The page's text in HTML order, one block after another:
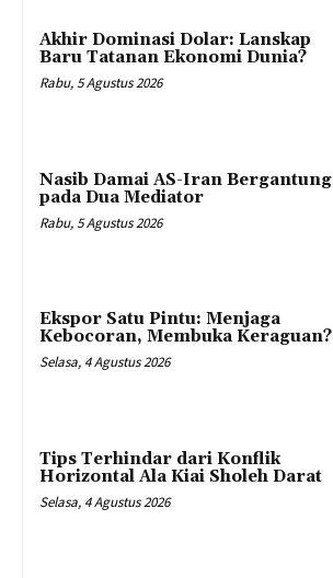
Akhir Dominasi Dolar: Lanskap
Baru Tatanan Ekonomi Dunia?
Rabu, 5 Agustus 2026
Nasib Damai AS-Iran Bergantung
pada Dua Mediator
Rabu, 5 Agustus 2026
Ekspor Satu Pintu: Menjaga
Kebocoran, Membuka Keraguan?
Selasa, 4 Agustus 2026
Tips Terhindar dari Konflik
Horizontal Ala Kiai Sholeh Darat
Selasa, 4 Agustus 2026